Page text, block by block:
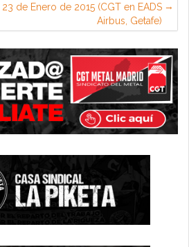
de Enero de 2015 (CGT en EADS
Airbus, Getafe)